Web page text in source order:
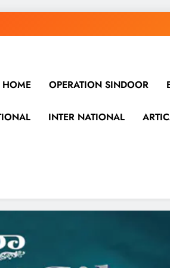
HOME OPERATION SINDOOR
INTER NATIONAL